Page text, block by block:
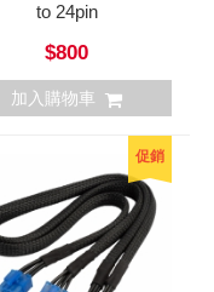
to 24pin
$800
加入購物車
促銷